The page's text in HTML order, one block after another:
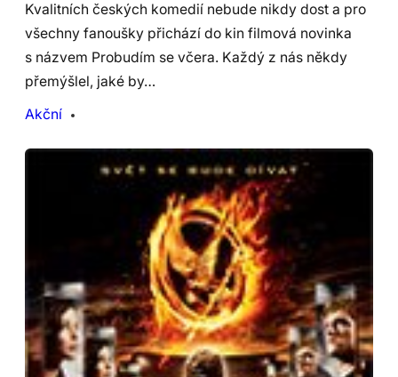
Kvalitních českých komedií nebude nikdy dost a pro
všechny fanoušky přichází do kin filmová novinka
s názvem Probudím se včera. Každý z nás někdy
přemýšlel, jaké by…
Akční